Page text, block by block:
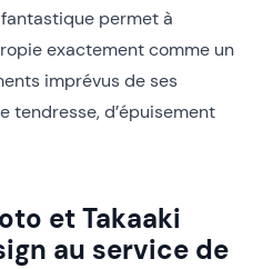
permet à
exactement comme un
imprévus de ses
tendresse, d’épuisement
et Takaaki
au service de